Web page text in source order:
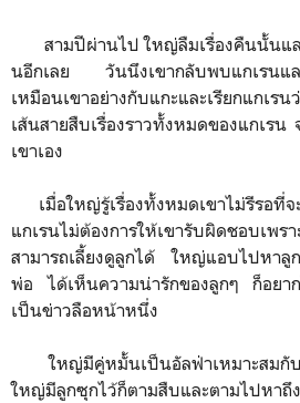
สามปีผ่านไป ใหญ่ลืมเรื่องคืนนั้นแล
นอีกเลย วันนึงเขากลับพบแกเรนแล
เหมือนเขาอย่างกับแกะและเรียกแกเร
เส้นสายสืบเรื่องราวทั้งหมดของแกเรน
เขาเอง
เมื่อใหญ่รู้เรื่องทั้งหมดเขาไม่รีรอที่
แกเรนไม่ต้องการให้เขารับผิดชอบเพ
สามารถเลี้ยงดูลูกได้ ใหญ่แอบไปหาลูก
พ่อ ได้เห็นความน่ารักของลูกๆ ก็อยา
เป็นข่าวลือหน้าหนึ่ง
ใหญ่มีคู่หมั้นเป็นอัลฟ่าเหมาะสมกับ
ใหญ่มีลูกซุกไว้ก็ตามสืบและตามไปหาถึ